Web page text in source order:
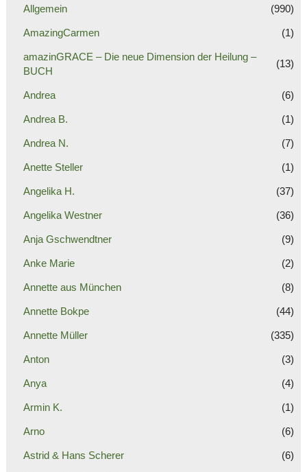
Allgemein (990)
AmazingCarmen (1)
amazinGRACE – Die neue Dimension der Heilung –
BUCH
(13)
Andrea (6)
Andrea B. (1)
Andrea N. (7)
Anette Steller (1)
Angelika H. (37)
Angelika Westner (36)
Anja Gschwendtner (9)
Anke Marie (2)
Annette aus München (8)
Annette Bokpe (44)
Annette Müller (335)
Anton (3)
Anya (4)
Armin K. (1)
Arno (6)
Astrid & Hans Scherer (6)